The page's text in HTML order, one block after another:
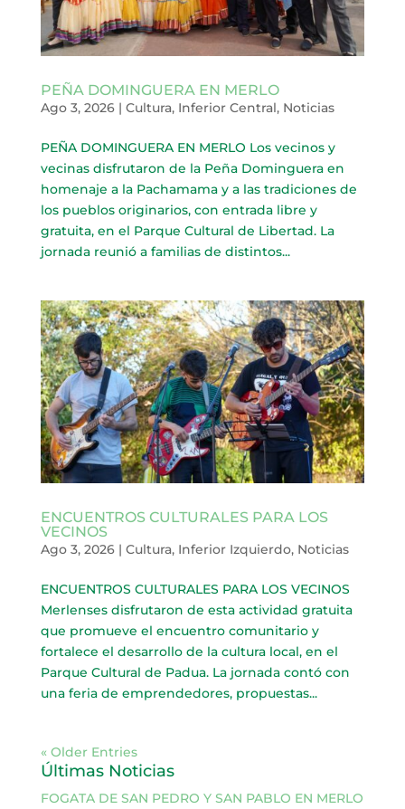
PEÑA DOMINGUERA EN MERLO
Ago 3, 2026| Cultura, Inferior Central, Noticias
PEÑA DOMINGUERA EN MERLO Los vecinos y
vecinas disfrutaron de la Peña Dominguera en
homenaje a la Pachamama y a las tradiciones de
los pueblos originarios, con entrada libre y
gratuita, en el Parque Cultural de Libertad. La
jornada reunió a familias de distintos...
ENCUENTROS CULTURALES PARA LOS
VECINOS
Ago 3, 2026| Cultura, Inferior Izquierdo, Noticias
ENCUENTROS CULTURALES PARA LOS VECINOS
Merlenses disfrutaron de esta actividad gratuita
que promueve el encuentro comunitario y
fortalece el desarrollo de la cultura local, en el
Parque Cultural de Padua. La jornada contó con
una feria de emprendedores, propuestas...
« Older Entries
Últimas Noticias
FOGATA DE SAN PEDRO Y SAN PABLO EN MERLO